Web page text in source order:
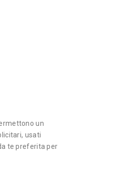
un
usati
te preferita per